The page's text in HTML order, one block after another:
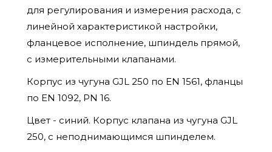
для регулирования и измерения расхода, с
линейной характеристикой настройки,
фланцевое исполнение, шпиндель прямой,
с измерительными клапанами.
Корпус из чугуна GJL 250 по EN 1561, фланцы
по EN 1092, PN 16.
Цвет - синий. Корпус клапана из чугуна GJL
250, с неподнимающимся шпинделем.